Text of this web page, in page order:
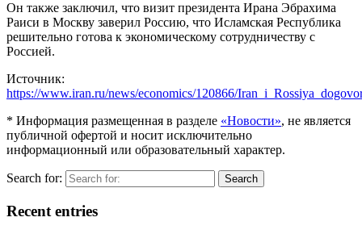
Он также заключил, что визит президента Ирана Эбрахима
Раиси в Москву заверил Россию, что Исламская Республика
решительно готова к экономическому сотрудничеству с
Россией.
Источник:
https://www.iran.ru/news/economics/120866/
* Информация размещенная в разделе «Новости», не является
публичной офертой и носит исключительно
информационный или образовательный характер.
Search for: Search
Recent entries